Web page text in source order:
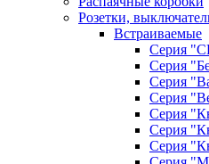
Розетки,
Встраиваемые
Серия
Серия
Серия
Серия
Серия
Серия
Серия